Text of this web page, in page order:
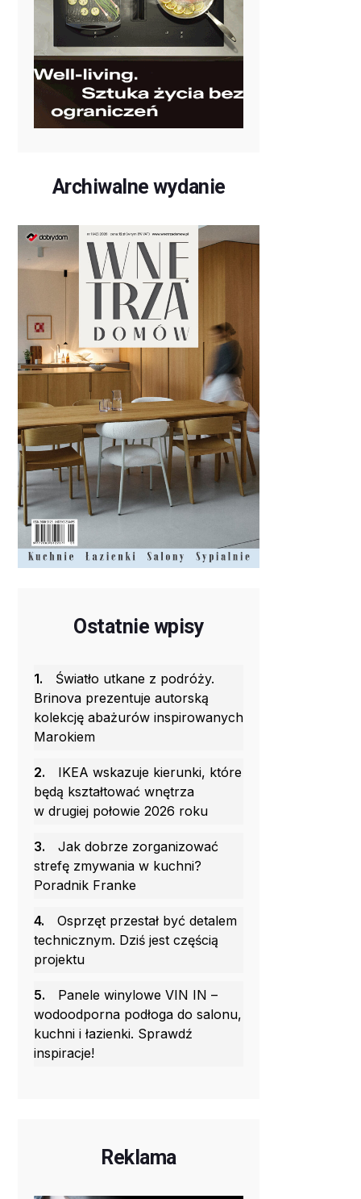
Archiwalne wydanie
Ostatnie wpisy
1.
Światło utkane z podróży.
Brinova prezentuje autorską
kolekcję abażurów inspirowanych
Marokiem
2.
IKEA wskazuje kierunki, które
będą kształtować wnętrza
w drugiej połowie 2026 roku
3.
Jak dobrze zorganizować
strefę zmywania w kuchni?
Poradnik Franke
4.
Osprzęt przestał być detalem
technicznym. Dziś jest częścią
projektu
5.
Panele winylowe VIN IN –
wodoodporna podłoga do salonu,
kuchni i łazienki. Sprawdź
inspiracje!
Reklama